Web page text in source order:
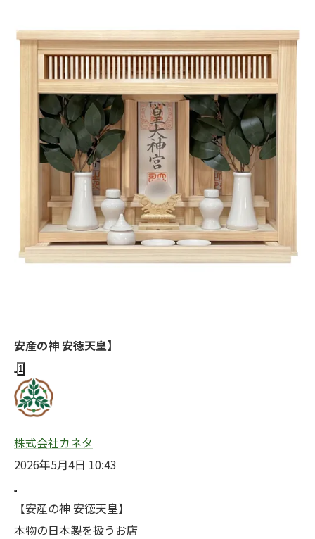
安産の神 安徳天皇】
1
株式会社カネタ
2026年5月4日 10:43
【安産の神 安徳天皇】
本物の日本製を扱うお店